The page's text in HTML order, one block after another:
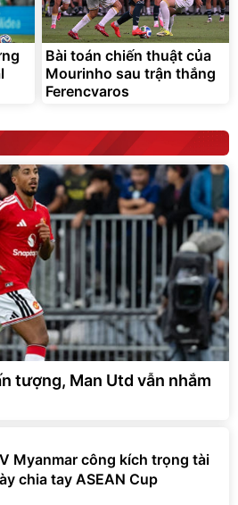
Bài toán chiến thuật của
Mourinho sau trận thắng
Ferencvaros
tượng, Man Utd vẫn nhắm
Myanmar công kích trọng tài
chia tay ASEAN Cup